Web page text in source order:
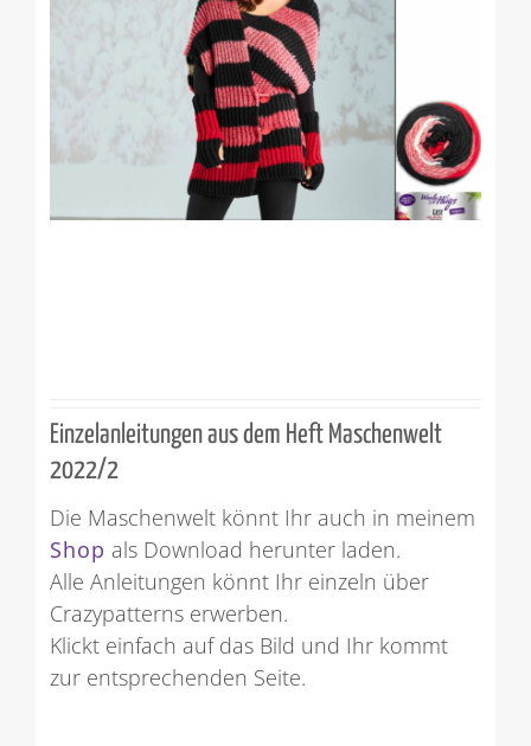
Einzelanleitungen aus dem Heft Maschenwelt
2022/2
Die Maschenwelt könnt Ihr auch in meinem
Shop als Download herunter laden.
Alle Anleitungen könnt Ihr einzeln über
Crazypatterns erwerben.
Klickt einfach auf das Bild und Ihr kommt
zur entsprechenden Seite.